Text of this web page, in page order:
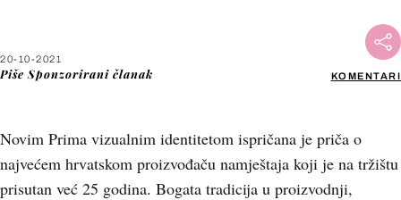
20-10-2021
Piše Sponzorirani članak KOMENTARI
Novim Prima vizualnim identitetom ispričana je priča o
najvećem hrvatskom proizvođaču namještaja koji je na tržištu
prisutan već 25 godina. Bogata tradicija u proizvodnji,
WhatsApp